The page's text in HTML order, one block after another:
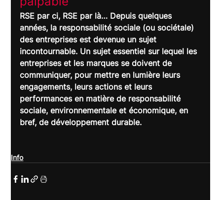
RSE par ci, RSE par là… Depuis quelques
années, la responsabilité sociale (ou sociétale)
des entreprises est devenue un sujet
incontournable. Un sujet essentiel sur lequel les
entreprises et les marques se doivent de
communiquer, pour mettre en lumière leurs
engagements, leurs actions et leurs
performances en matière de responsabilité
sociale, environnementale et économique, en
bref, de développement durable.
Info